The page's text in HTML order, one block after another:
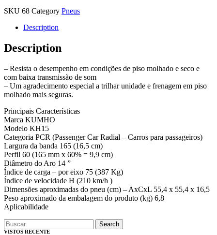
SKU 68 Category Pneus
Description
Description
– Resista o desempenho em condições de piso molhado e seco e
com baixa transmissão de som
– Um agradecimento especial a trilhar unidade e frenagem em piso
molhado mais seguras.
Principais Características
Marca KUMHO
Modelo KH15
Categoria PCR (Passenger Car Radial – Carros para passageiros)
Largura da banda 165 (16,5 cm)
Perfil 60 (165 mm x 60% = 9,9 cm)
Diâmetro do Aro 14 ”
Índice de carga – por eixo 75 (387 Kg)
Índice de velocidade H (210 km/h )
Dimensões aproximadas do pneu (cm) – AxCxL 55,4 x 55,4 x 16,5
Peso aproximado da embalagem do produto (kg) 6,8
Aplicabilidade
Search
VISTOS RECENTE